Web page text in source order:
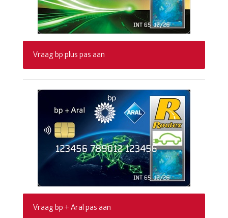
Vraag bp plus pas aan
Vraag bp + Aral pas aan